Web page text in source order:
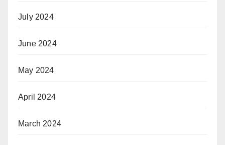
July 2024
June 2024
May 2024
April 2024
March 2024